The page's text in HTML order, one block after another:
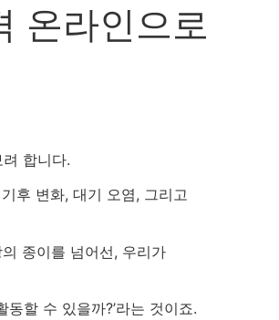
온라인으로
합니다.
후 변화, 대기 오염, 그리고
종이를 넘어선, 우리가
할 수 있을까?’라는 것이죠.